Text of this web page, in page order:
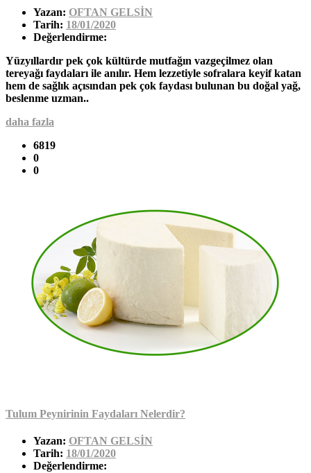
Yazan: OFTAN GELSİN
Tarih: 18/01/2020
Değerlendirme:
Yüzyıllardır pek çok kültürde mutfağın vazgeçilmez olan
tereyağı faydaları ile anılır. Hem lezzetiyle sofralara keyif katan
hem de sağlık açısından pek çok faydası bulunan bu doğal yağ,
beslenme uzman..
daha fazla
6819
0
0
Tulum Peynirinin Faydaları Nelerdir?
Yazan: OFTAN GELSİN
Tarih: 18/01/2020
Değerlendirme: